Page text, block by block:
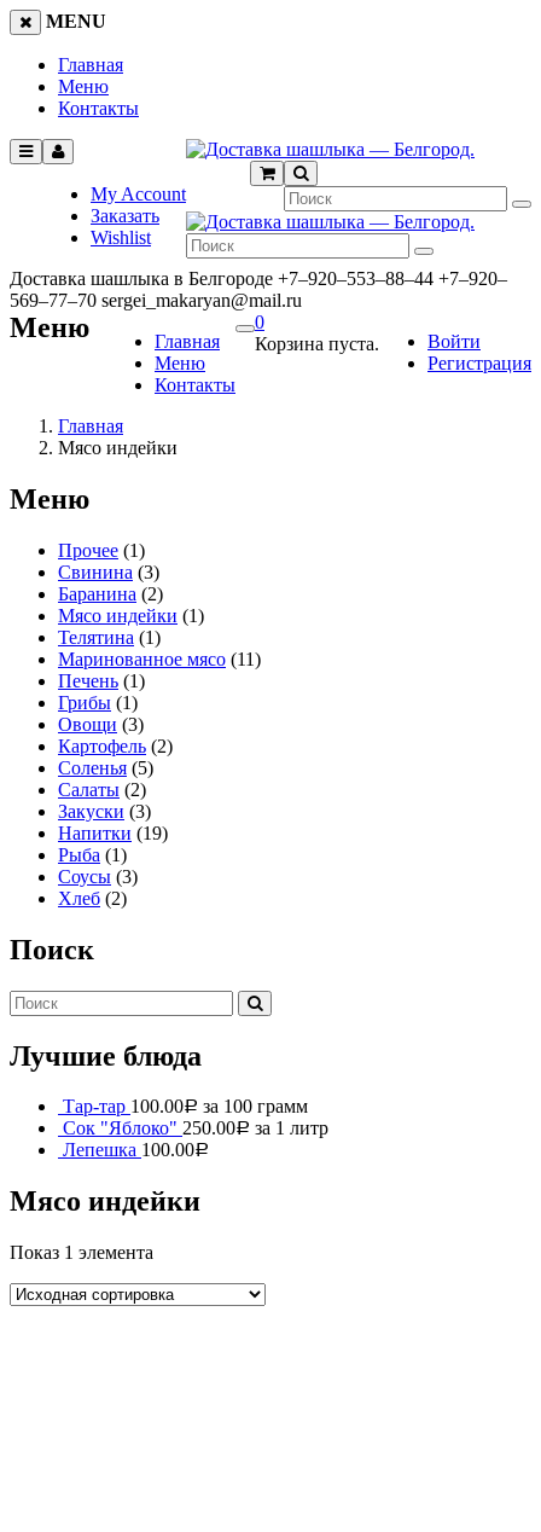
MENU
Главная
Меню
Контакты
My Account
Заказать
Wishlist
Доставка шашлыка в Белгороде +7‒920‒553‒88‒44 +7‒920‒
569‒77‒70 sergei_makaryan@mail.ru
Войти
Регистрация
0
Корзина пуста.
Главная
Меню
Контакты
Меню
Главная
Мясо индейки
Меню
Прочее (1)
Свинина (3)
Баранина (2)
Мясо индейки (1)
Телятина (1)
Маринованное мясо (11)
Печень (1)
Грибы (1)
Овощи (3)
Картофель (2)
Соленья (5)
Салаты (2)
Закуски (3)
Напитки (19)
Рыба (1)
Соусы (3)
Хлеб (2)
Поиск
Лучшие блюда
Тар-тар 100.00Р за 100 грамм
Сок "Яблоко" 250.00Р за 1 литр
Лепешка 100.00Р
Мясо индейки
Показ 1 элемента